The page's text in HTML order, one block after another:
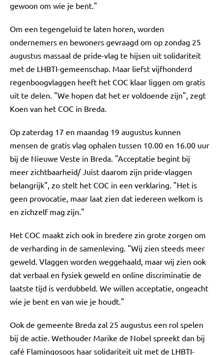
gewoon om wie je bent."
Om een tegengeluid te laten horen, worden
ondernemers en bewoners gevraagd om op zondag 25
augustus massaal de pride-vlag te hijsen uit solidariteit
met de LHBTI-gemeenschap. Maar liefst vijfhonderd
regenboogvlaggen heeft het COC klaar liggen om gratis
uit te delen. "We hopen dat het er voldoende zijn", zegt
Koen van het COC in Breda.
Op zaterdag 17 en maandag 19 augustus kunnen
mensen de gratis vlag ophalen tussen 10.00 en 16.00 uur
bij de Nieuwe Veste in Breda. "Acceptatie begint bij
meer zichtbaarheid/ Juist daarom zijn pride-vlaggen
belangrijk", zo stelt het COC in een verklaring. "Het is
geen provocatie, maar laat zien dat iedereen welkom is
en zichzelf mag zijn."
Het COC maakt zich ook in bredere zin grote zorgen om
de verharding in de samenleving. "Wij zien steeds meer
geweld. Vlaggen worden weggehaald, maar wij zien ook
dat verbaal en fysiek geweld en online discriminatie de
laatste tijd is verdubbeld. We willen acceptatie, ongeacht
wie je bent en van wie je houdt."
Ook de gemeente Breda zal 25 augustus een rol spelen
bij de actie. Wethouder Marike de Nobel spreekt dan bij
café Flamingosoos haar solidariteit uit met de LHBTI-